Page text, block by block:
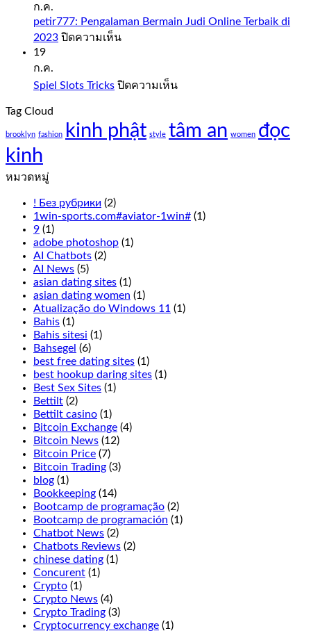
Bonanza
1000
Demo
Slot
bonanza
1000
from
the
Cookie
Casino
to
the
overall
has
thought
of
excellently
Terminator
2
is
not
for
Players
may
double
before
and
after
splitting,
Jars
2.
If
ก.ค.
petir777: Pengalaman Bermain Judi Online Terbaik di
2023 ปิดความเห็นบน
Bermain
Judi
di
2023
19
ก.ค.
Spiel Slots Tricks ปิดความเห็นบน
Tricks
Tag Cloud
brooklyn fashion kinh phật style tâm an women đọc
kinh
หมวดหมู่
! Без рубрики (2)
1win-sports.com#aviator-1win# (1)
9 (1)
adobe photoshop (1)
AI Chatbots (2)
AI News (5)
asian dating sites (1)
asian dating women (1)
Atualização do Windows 11 (1)
Bahis (1)
Bahis sitesi (1)
Bahsegel (6)
best free dating sites (1)
best hookup daring sites (1)
Best Sex Sites (1)
Bettilt (2)
Bettilt casino (1)
Bitcoin Exchange (4)
Bitcoin News (12)
Bitcoin Price (7)
Bitcoin Trading (3)
blog (1)
Bookkeeping (14)
Bootcamp de programação (2)
Bootcamp de programación (1)
Chatbot News (2)
Chatbots Reviews (2)
chinese dating (1)
Concurent (1)
Crypto (1)
Crypto News (4)
Crypto Trading (3)
Cryptocurrency exchange (1)